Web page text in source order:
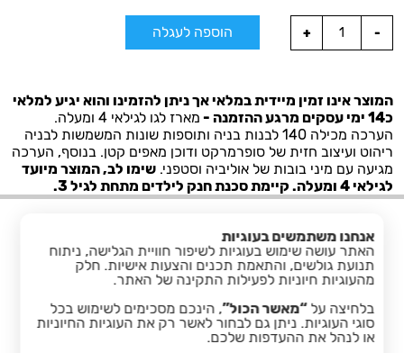
הוספה לעגלה
המוצר אינו זמין מיידית במלאי אך ניתן להזמינו והוא יגיע למלאי
כ14 ימי עסקים מרגע ההזמנה -
מארז לגו לגילאי 4 ומעלה.
הערכה מכילה 140 לבנות בניה ותוספות שונות המשמשות לבניה
ריהוט ועיצוב חזית של סופרמרקט ודוכן מאפים קטן. בנוסף, הערכה
מגיעה עם מיני בובות של אוליביה וסטפני. שימו לב, המוצר מיועד
לגילאי 4 ומעלה. קיימת סכנת חנק לילדים מתחת לגיל 3.
facebook
אנחנו משתמשים בעוגיות
האתר עושה שימוש בעוגיות לשיפור חוויית הגלישה, ניתוח
תנועת גולשים, והתאמת תכנים והצעות אישיות. חלק
מהעוגיות חיוניות לפעילות התקינה של האתר.
בלחיצה על“מאשר הכול”, הינכם מסכימים לשימוש בכל
סוגי העוגיות. ניתן גם לבחור לאשר רק את העוגיות החיוניות
או לנהל את ההעדפות שלכם.